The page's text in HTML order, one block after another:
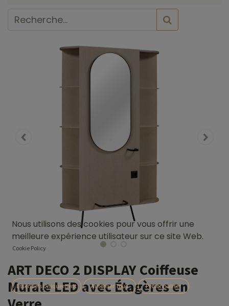
ART DECO 2 DISPLAY Coiffeuse
Murale LED avec Étagères en
Nous utilisons des cookies pour vous offrir une
meilleure expérience utilisateur sur ce site Web.
Cookie Policy
Essentiels Uniquement Autoriser Tous Personnaliser